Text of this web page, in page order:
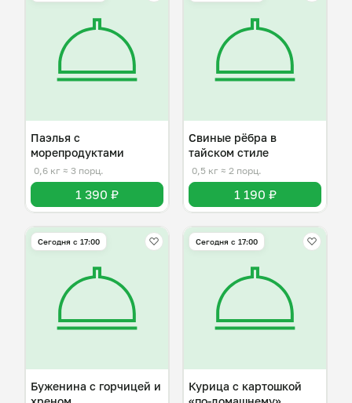
Паэлья с
морепродуктами
0,6 кг ≈ 3 порц.
1 390 ₽
Свиные рёбра в
тайском стиле
0,5 кг ≈ 2 порц.
1 190 ₽
Сегодня с 17:00
Буженина с горчицей и
Сегодня с 17:00
Курица с картошкой